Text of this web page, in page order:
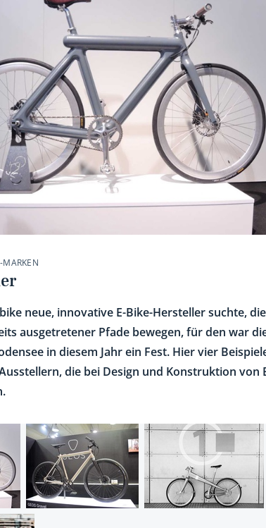
MARKEN
neue, innovative E-Bike-Hersteller suchte,
ausgetretener Pfade bewegen, für den war
in diesem Jahr ein Fest. Hier vier
die bei Design und Konstruktion von